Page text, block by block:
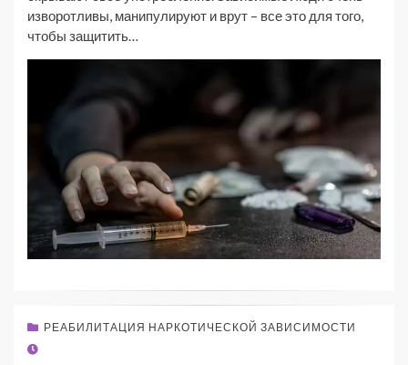
изворотливы, манипулируют и врут – все это для того,
чтобы защитить…
РЕАБИЛИТАЦИЯ НАРКОТИЧЕСКОЙ ЗАВИСИМОСТИ